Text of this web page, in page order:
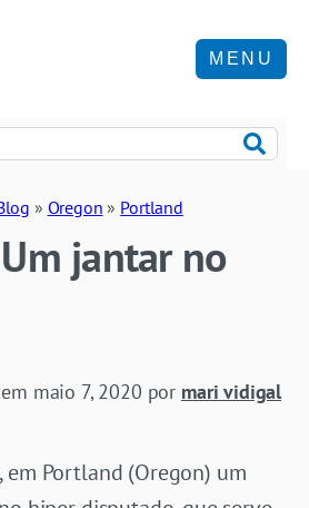
MENU
» Oregon » Portland
jantar no
maio 7, 2020 por mari vidigal
em Portland (Oregon) um